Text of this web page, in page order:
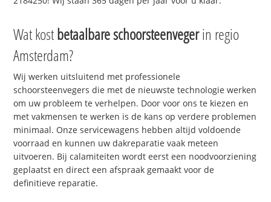
Wat kostbetaalbare schoorsteenvegerin regio
Amsterdam?
Wij werken uitsluitend met professionele
schoorsteenvegers die met de nieuwste technologie werken
om uw probleem te verhelpen. Door voor ons te kiezen en
met vakmensen te werken is de kans op verdere problemen
minimaal. Onze servicewagens hebben altijd voldoende
voorraad en kunnen uw dakreparatie vaak meteen
uitvoeren. Bij calamiteiten wordt eerst een noodvoorziening
geplaatst en direct een afspraak gemaakt voor de
definitieve reparatie.